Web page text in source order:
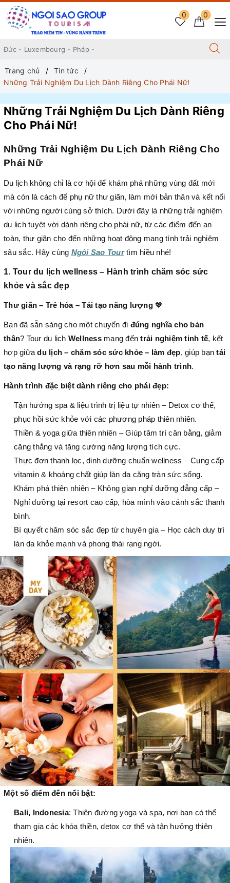
0
0
Trang chủ
Tin tức
Những Trải Nghiệm Du Lịch Dành Riêng Cho Phái Nữ!
Những Trải Nghiệm Du Lịch Dành Riêng
Cho Phái Nữ!
Những Trải Nghiệm Du Lịch Dành Riêng Cho
Phái Nữ
Du lịch không chỉ là cơ hội để khám phá những vùng đất mới
mà còn là cách để phụ nữ thư giãn, làm mới bản thân và kết nối
với những người cùng sở thích. Dưới đây là những trải nghiệm
du lịch tuyệt vời dành riêng cho phái nữ, từ các điểm đến an
toàn, thư giãn cho đến những hoạt động mang tính trải nghiệm
sâu sắc. Hãy cùng Ngôi Sao Tourtìm hiều nhé!
1. Tour du lịch wellness – Hành trình chăm sóc sức
khỏe và sắc đẹp
Thư giãn – Trẻ hóa – Tái tạo năng lượng 💖
Bạn đã sẵn sàng cho một chuyến đi đúng nghĩa cho bản
thân? Tour du lịch Wellnessmang đếntrải nghiệm tinh tế, kết
hợp giữadu lịch – chăm sóc sức khỏe – làm đẹp, giúp bạntái
tạo năng lượng và rạng rỡ hơn sau mỗi hành trình.
Hành trình đặc biệt dành riêng cho phái đẹp:
Tận hưởng spa & liệu trình trị liệu tự nhiên – Detox cơ thể,
phục hồi sức khỏe với các phương pháp thiên nhiên.
Thiền & yoga giữa thiên nhiên – Giúp tâm trí cân bằng, giảm
căng thẳng và tăng cường năng lượng tích cực.
Thực đơn thanh lọc, dinh dưỡng chuẩn wellness – Cung cấp
vitamin & khoáng chất giúp làn da căng tràn sức sống.
Khám phá thiên nhiên – Không gian nghỉ dưỡng đẳng cấp –
Nghỉ dưỡng tại resort cao cấp, hòa mình vào cảnh sắc thanh
bình.
Bí quyết chăm sóc sắc đẹp từ chuyên gia – Học cách duy trì
làn da khỏe mạnh và phong thái rạng ngời.
Một số điểm đến nổi bật:
Bali, Indonesia: Thiên đường yoga và spa, nơi bạn có thể
tham gia các khóa thiền, detox cơ thể và tận hưởng thiên
nhiên.